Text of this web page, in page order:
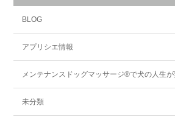
BLOG
アプリシエ情報
メンテナンスドッグマッサージ®で犬の人生が
未分類